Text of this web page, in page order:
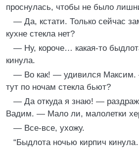
проснулась, чтобы не было
— Да, кстати. Только сейчас
кухне стекла нет?
— Ну, короче… какая-то
кинула.
— Во как! — удивился Максим.
тут по ночам стекла бьют?
— Да откуда я знаю! —
Вадим. — Мало ли, малолетки
— Все-все, ухожу.
“Быдлота ночью кирпич